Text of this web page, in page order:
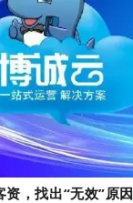
，找出“无效”原因